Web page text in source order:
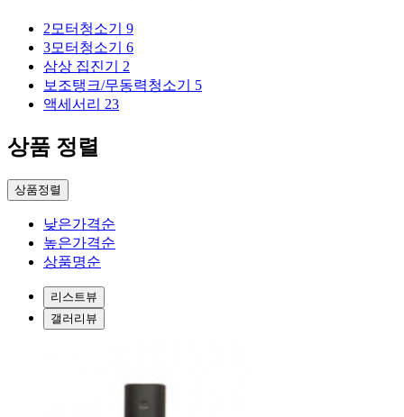
2모터청소기 9
3모터청소기 6
삼상 집진기 2
보조탱크/무동력청소기 5
액세서리 23
상품 정렬
상품정렬
낮은가격순
높은가격순
상품명순
리스트뷰
갤러리뷰